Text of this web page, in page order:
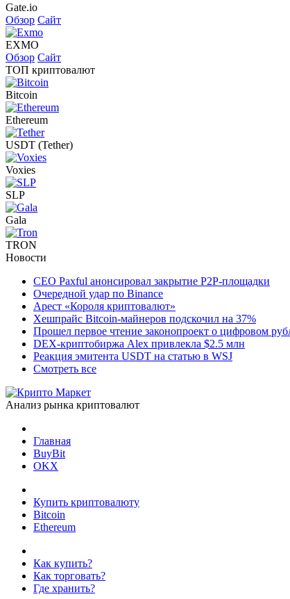
Gate.io
Обзор Сайт
EXMO
Обзор Сайт
ТОП криптовалют
Bitcoin
Ethereum
USDT (Tether)
Voxies
SLP
Gala
TRON
Новости
CEO Paxful анонсировал закрытие P2P-площадки
Очередной удар по Binance
Арест «Короля криптовалют»
Хешпрайс Bitcoin-майнеров подскочил на 37%
Прошел первое чтение законопроект о цифровом
DEX-криптобиржа Alex привлекла $2.5 млн
Реакция эмитента USDT на статью в WSJ
Смотреть все
Анализ рынка криптовалют
Главная
BuyBit
OKX
Купить криптовалюту
Bitcoin
Ethereum
Как купить?
Как торговать?
Где хранить?